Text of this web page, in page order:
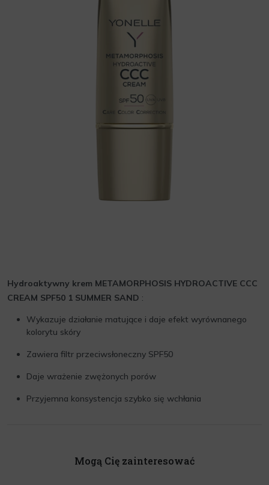
Hydroaktywny krem METAMORPHOSIS HYDROACTIVE CCC
CREAM SPF50 1 SUMMER SAND :
Wykazuje działanie matujące i daje efekt wyrównanego
kolorytu skóry
Zawiera filtr przeciwsłoneczny SPF50
Daje wrażenie zwężonych porów
Przyjemna konsystencja szybko się wchłania
Mogą Cię zainteresować